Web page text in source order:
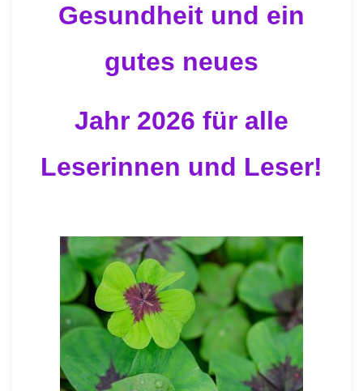
Gesundheit und ein
gutes neues
Jahr 2026 für alle
Leserinnen und Leser!